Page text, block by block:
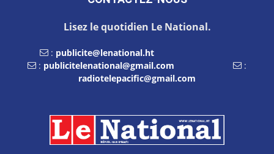
Lisez le quotidien Le National.
: publicite@lenational.ht
: publicitelenational@gmail.com
:
radiotelepacific@gmail.com